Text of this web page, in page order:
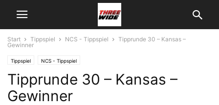
Start Tippspiel NCS - Tippspiel
Tipprunde 30 – Kansas –
Gewinner
Tippspiel NCS - Tippspiel
Tipprunde 30 – Kansas –
Gewinner